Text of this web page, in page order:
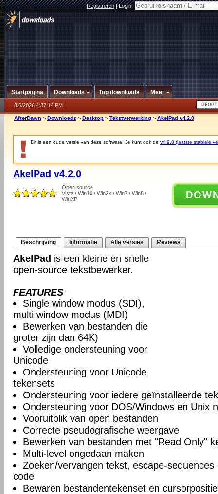
Registreren|Login:
Startpagina Downloads Top downloads Meer
8/6/2026 4:37:14 PM
AfterDawn > Downloads > Desktop > Tekstverwerking > AkelPad v4.2.0
Dit is een oude versie van deze software. Je kunt ook de v4.9.8 (laatste stabiele
AkelPad v4.2.0
Open source
Vista / Win10 / Win2k / Win7 / Win8 /
WinXP
Beschrijving Informatie Alle versies Reviews
AkelPad is een kleine en snelle
open-source tekstbewerker.
FEATURES
Single window modus (SDI),
multi window modus (MDI)
Bewerken van bestanden die
groter zijn dan 64K)
Volledige ondersteuning voor
Unicode
Ondersteuning voor Unicode
tekensets
Ondersteuning voor iedere geïnstalleerde
Ondersteuning voor DOS/Windows en Unix
Vooruitblik van open bestanden
Correcte pseudografische weergave
Bewerken van bestanden met "Read Only"
Multi-level ongedaan maken
Zoeken/vervangen tekst, escape-sequences
code
Bewaren bestandentekenset en cursorpositie